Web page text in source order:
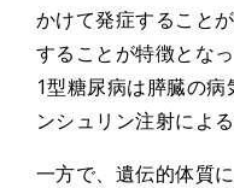
かけて発症すること
することが特徴となっ
1型糖尿病は膵臓の
ンシュリン注射によ
一方で、遺伝的体質